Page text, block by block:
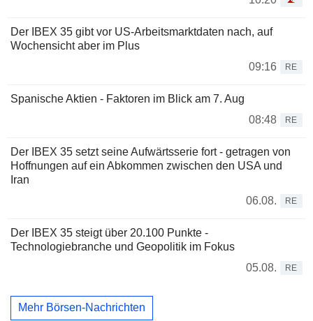
Der IBEX 35 gibt vor US-Arbeitsmarktdaten nach, auf
Wochensicht aber im Plus
09:16
RE
Spanische Aktien - Faktoren im Blick am 7. Aug
08:48
RE
Der IBEX 35 setzt seine Aufwärtsserie fort - getragen von
Hoffnungen auf ein Abkommen zwischen den USA und
Iran
06.08.
RE
Der IBEX 35 steigt über 20.100 Punkte -
Technologiebranche und Geopolitik im Fokus
05.08.
RE
Mehr Börsen-Nachrichten